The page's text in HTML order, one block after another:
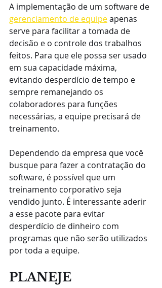
A implementação de um software de
gerenciamento de equipe apenas
serve para facilitar a tomada de
decisão e o controle dos trabalhos
feitos. Para que ele possa ser usado
em sua capacidade máxima,
evitando desperdício de tempo e
sempre remanejando os
colaboradores para funções
necessárias, a equipe precisará de
treinamento.
Dependendo da empresa que você
busque para fazer a contratação do
software, é possível que um
treinamento corporativo seja
vendido junto. É interessante aderir
a esse pacote para evitar
desperdício de dinheiro com
programas que não serão utilizados
por toda a equipe.
PLANEJE